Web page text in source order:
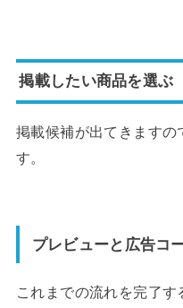
掲載したい商品を選ぶ
掲載候補が出てきますの
す。
プレビューと広告コ
これまでの流れを完了